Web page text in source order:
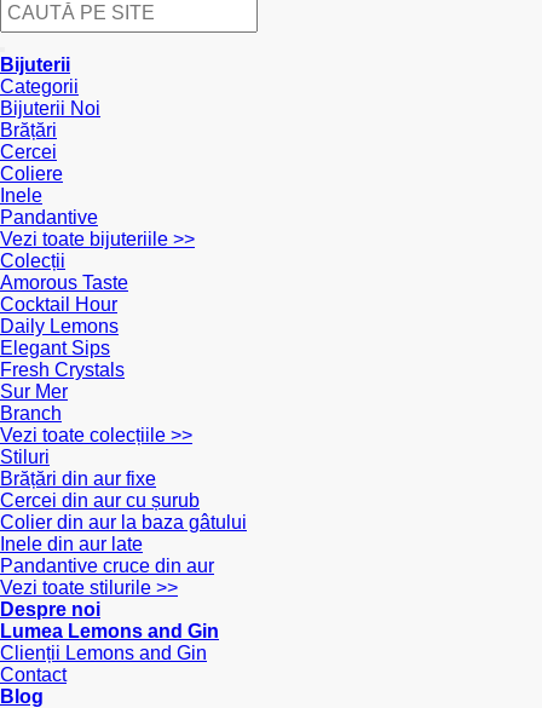
Bijuterii
Categorii
Bijuterii Noi
Brățări
Cercei
Coliere
Inele
Pandantive
Vezi toate bijuteriile >>
Colecții
Amorous Taste
Cocktail Hour
Daily Lemons
Elegant Sips
Fresh Crystals
Sur Mer
Branch
Vezi toate colecțiile >>
Stiluri
Brățări din aur fixe
Cercei din aur cu șurub
Colier din aur la baza gâtului
Inele din aur late
Pandantive cruce din aur
Vezi toate stilurile >>
Despre noi
Lumea Lemons and Gin
Clienții Lemons and Gin
Contact
Blog